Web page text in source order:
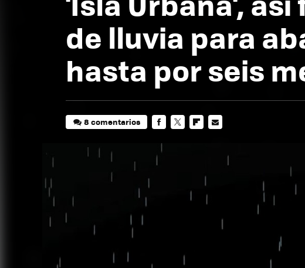
de lluvia para
hasta por seis
8 comentarios